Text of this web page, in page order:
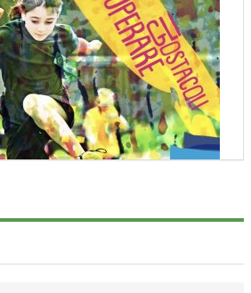
relazione di Tiziano Pesce al CN Uisp